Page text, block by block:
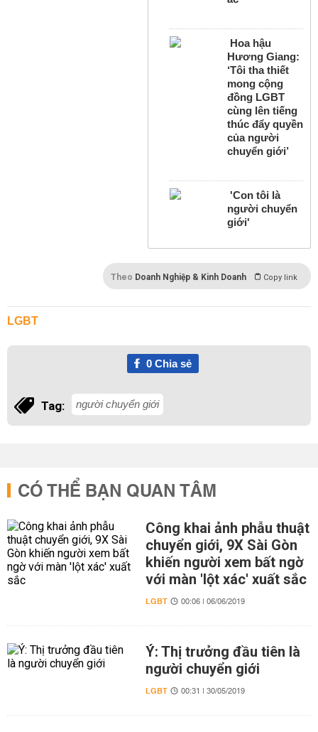
Hoa hậu
Hương Giang:
‘Tôi tha thiết
mong cộng
đồng LGBT
cùng lên tiếng
thúc đẩy quyền
của người
chuyển giới’
'Con tôi là
người chuyển
giới'
Theo Doanh Nghiệp & Kinh Doanh Copy link
LGBT
0Chia sẻ
Tag: người chuyển giới
CÓ THỂ BẠN QUAN TÂM
Công khai ảnh phẫu thuật
chuyển giới, 9X Sài Gòn
khiến người xem bất ngờ
với màn 'lột xác' xuất sắc
LGBT 00:06 | 06/06/2019
Ý: Thị trưởng đầu tiên là
người chuyển giới
LGBT 00:31 | 30/05/2019